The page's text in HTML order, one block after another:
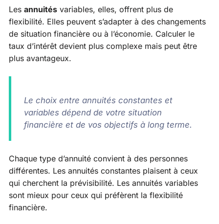
Les annuités variables, elles, offrent plus de
flexibilité. Elles peuvent s’adapter à des changements
de situation financière ou à l’économie. Calculer le
taux d’intérêt devient plus complexe mais peut être
plus avantageux.
Le choix entre annuités constantes et
variables dépend de votre situation
financière et de vos objectifs à long terme.
Chaque type d’annuité convient à des personnes
différentes. Les annuités constantes plaisent à ceux
qui cherchent la prévisibilité. Les annuités variables
sont mieux pour ceux qui préfèrent la flexibilité
financière.